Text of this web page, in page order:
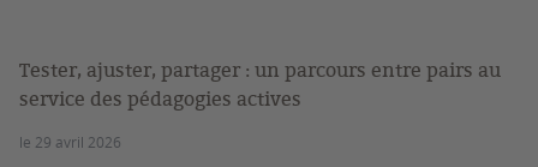
Tester, ajuster, partager : un parcours entre pairs au
service des pédagogies actives
le 29 avril 2026